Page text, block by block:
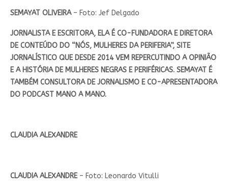
SEMAYAT OLIVEIRA– Foto: Jef Delgado
JORNALISTA E ESCRITORA, ELA É CO-FUNDADORA E DIRETORA
DE CONTEÚDO DO “NÓS, MULHERES DA PERIFERIA”, SITE
JORNALÍSTICO QUE DESDE 2014 VEM REPERCUTINDO A OPINIÃO
E A HISTÓRIA DE MULHERES NEGRAS E PERIFÉRICAS. SEMAYAT É
TAMBÉM CONSULTORA DE JORNALISMO E CO-APRESENTADORA
DO PODCAST MANO A MANO.
CLAUDIA ALEXANDRE
CLAUDIA ALEXANDRE– Foto: Leonardo Vitulli